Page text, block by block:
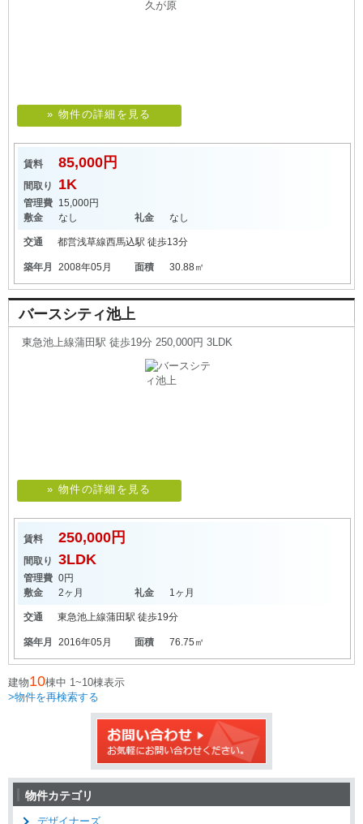
» 物件の詳細を見る
賃料 85,000円
間取り 1K
管理費 15,000円
敷金
なし 礼金 なし
交通 都営浅草線西馬込駅 徒歩13分
築年月 2008年05月 面積 30.88㎡
バースシティ池上
東急池上線蒲田駅 徒歩19分 250,000円 3LDK
» 物件の詳細を見る
賃料 250,000円
間取り 3LDK
管理費 0円
敷金
2ヶ月 礼金 1ヶ月
交通 東急池上線蒲田駅 徒歩19分
築年月 2016年05月 面積 76.75㎡
建物10棟中 1~10棟表示
>物件を再検索する
物件カテゴリ
デザイナーズ